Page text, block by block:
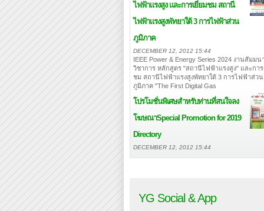
ไฟฟ้าแรงสูง และการเยี่ยมชม สถานี
ไฟฟ้าแรงสูงพัทยาใต้ 3 การไฟฟ้าส่วน
ภูมิภาค
DECEMBER 12, 2012 15:44
IEEE Power & Energy Series 2024 งานสัมมน
วิชาการ หลักสูตร "สถานีไฟฟ้าแรงสูง" และการ
ชม สถานีไฟฟ้าแรงสูงพัทยาใต้ 3 การไฟฟ้าส่วน
ภูมิภาค "The First Digital Gas
โปรโมชั่นพิเศษสำหรับท่านที่สนใจลง
โฆษณาSpecial Promotion for 2019
Directory
DECEMBER 12, 2012 15:44
YG Social & App